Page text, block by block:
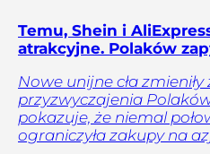
Temu, Shein i
atrakcyjne. Polaków
Nowe unijne cła
przyzwyczajenia
pokazuje, że niemal
ograniczyła zakupy na